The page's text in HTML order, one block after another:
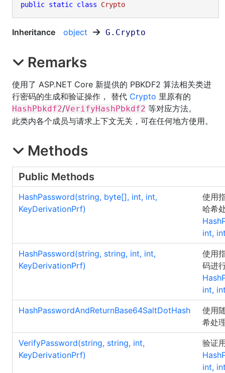
public static class Crypto
Inheritance object G . Crypto
Remarks
使用了 ASP.NET Core 新提供的 PBKDF2 算法相关类进
行密码的生成和验证操作， 替代 Crypto 里原有的
HashPbkdf2/VerifyHashPbkdf2 等对应方法。
此类内各个成员与请求上下文无关，可在任何地方使用。
Methods
Public Methods
HashPassword(string, byte[], int, int,
KeyDerivationPrf)
使用
哈希
int,
HashPassword(string, string, int, int,
KeyDerivationPrf)
使用
码进
int,
HashPasswordAndReturnBase64SaltDotHash
使用
希处
VerifyPassword(string, string, int,
KeyDerivationPrf)
验证
int,